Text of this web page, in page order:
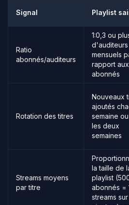
Signal Playlist
Ratio
abonnés/auditeurs
1:0,3 ou
d'auditeurs
mensuels
rapport aux
abonnés
Rotation des titres
Nouveaux
ajoutés
semaine
les deux
semaines
Streams moyens
par titre
la taille de
playlist
abonnés =
streams